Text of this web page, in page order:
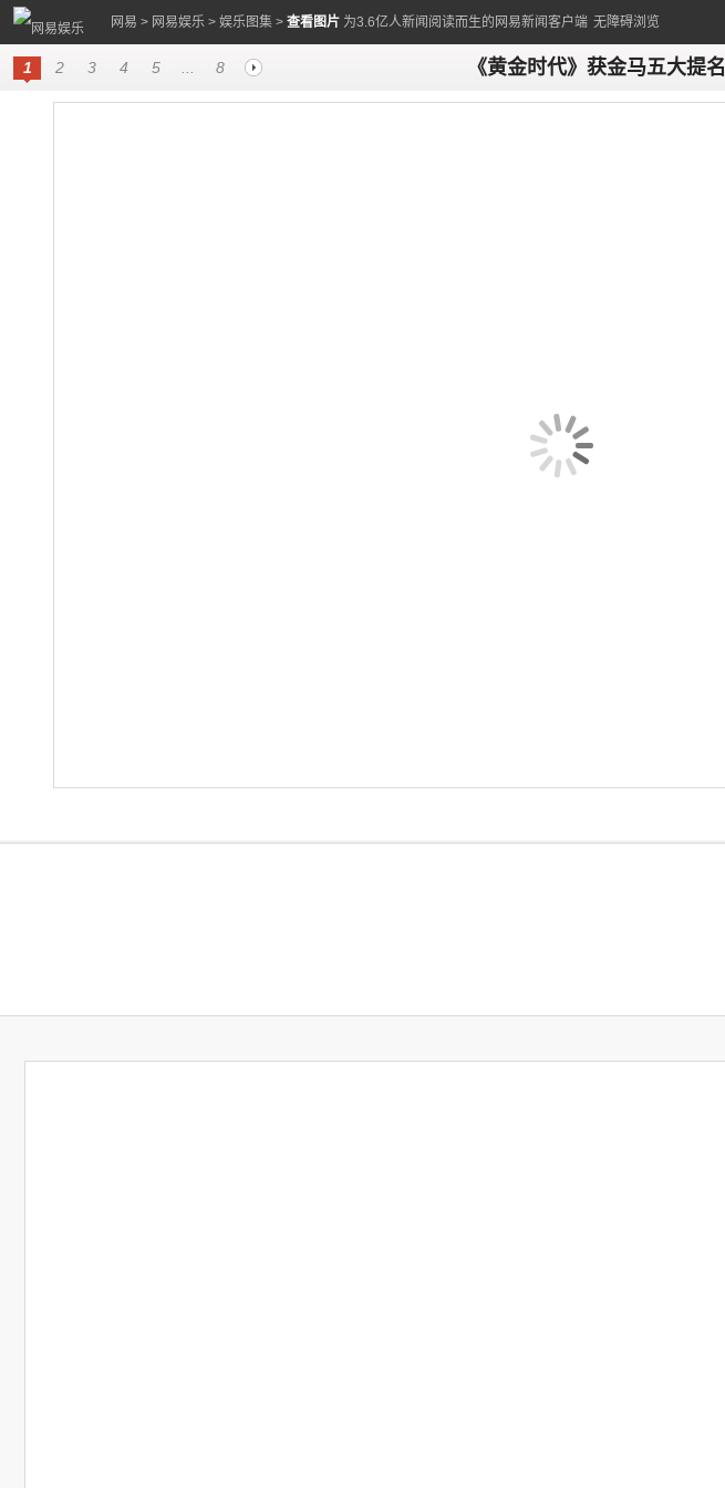
网易 > 网易娱乐 > 娱乐图集 > 查看图片 为3.6亿人新闻阅读而生的网易新闻客户端 无障碍浏览
1 2 3 4 5 8 《黄金时代》获金马五大提名